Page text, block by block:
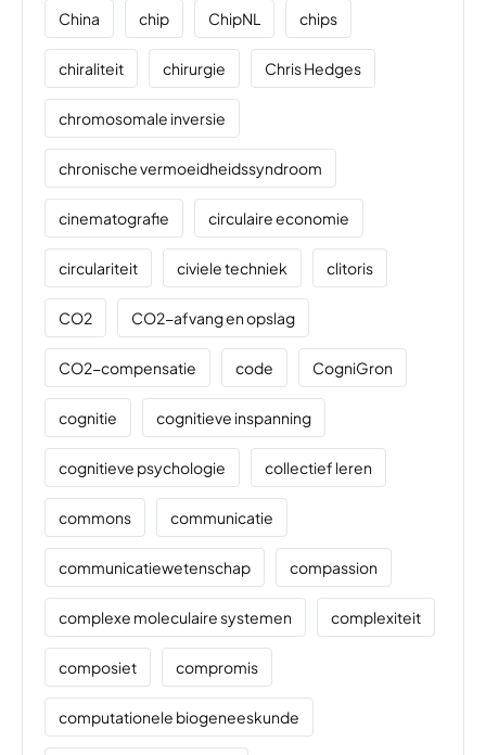
China chip ChipNL chips
chiraliteit chirurgie Chris Hedges
chromosomale inversie
chronische vermoeidheidssyndroom
cinematografie circulaire economie
circulariteit civiele techniek clitoris
CO2 CO2-afvang en opslag
CO2-compensatie code CogniGron
cognitie cognitieve inspanning
cognitieve psychologie collectief leren
commons communicatie
communicatiewetenschap compassion
complexe moleculaire systemen complexiteit
composiet compromis
computationele biogeneeskunde